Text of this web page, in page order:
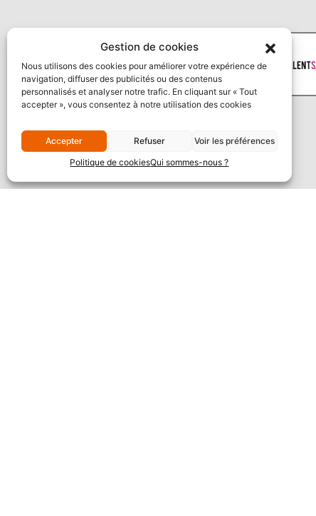
Gestion de cookies
Nous utilisons des cookies pour améliorer votre expérience de
navigation, diffuser des publicités ou des contenus
personnalisés et analyser notre trafic. En cliquant sur « Tout
accepter », vous consentez à notre utilisation des cookies
Accepter Refuser
Voir les préférences
Politique de cookiesQui sommes-nous ?